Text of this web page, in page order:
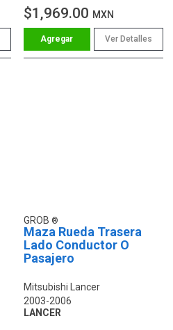
$1,969.00 MXN
Ver Detalles
GROB
Maza Rueda Trasera
Lado Conductor O
Pasajero
Mitsubishi Lancer
2003-2006
LANCER